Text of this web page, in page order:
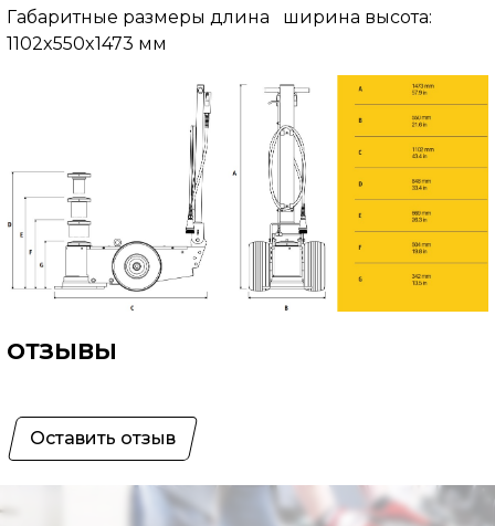
Габаритные размеры длина ширина высота:
1102x550x1473 мм
ОТЗЫВЫ
Оставить отзыв